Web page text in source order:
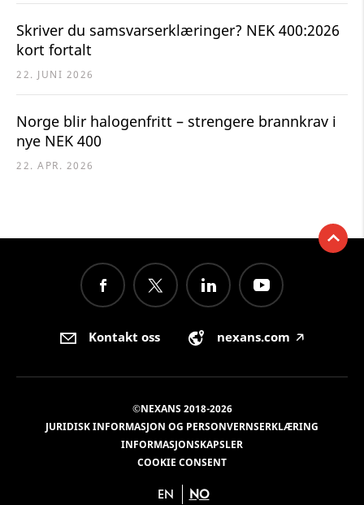
Skriver du samsvarserklæringer? NEK 400:2026
kort fortalt
22. JUNI 2026
Norge blir halogenfritt – strengere brannkrav i
nye NEK 400
22. APR. 2026
Kontakt oss nexans.com 🡥
©NEXANS 2018-2026
JURIDISK INFORMASJON OG PERSONVERNSERKLÆRING
INFORMASJONSKAPSLER
COOKIE CONSENT
EN NO